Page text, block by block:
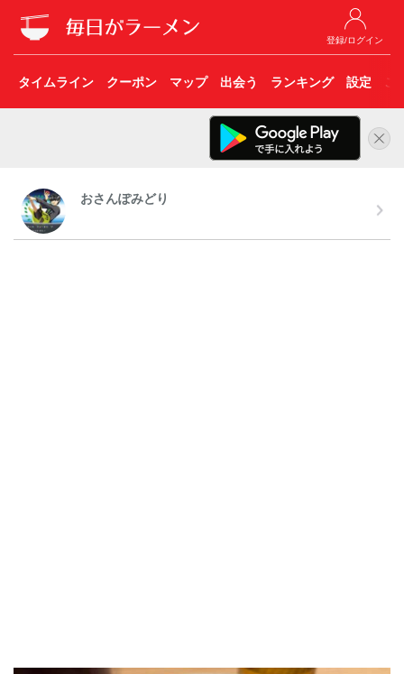
登録/ログイン
タイムライン クーポン マップ 出会う ランキング 設定 こ
おさんぽみどり